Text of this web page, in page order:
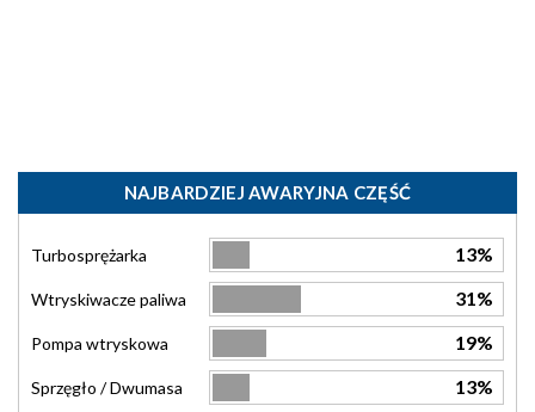
NAJBARDZIEJ AWARYJNA CZĘŚĆ
Turbosprężarka 13%
Wtryskiwacze paliwa 31%
Pompa wtryskowa 19%
Sprzęgło / Dwumasa 13%